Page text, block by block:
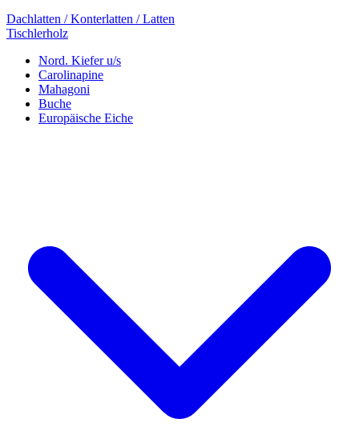
Dachlatten / Konterlatten / Latten
Tischlerholz
Nord. Kiefer u/s
Carolinapine
Mahagoni
Buche
Europäische Eiche